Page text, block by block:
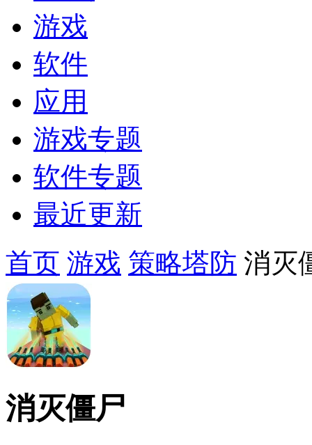
游戏
软件
应用
游戏专题
软件专题
最近更新
首页 游戏 策略塔防 消灭
消灭僵尸